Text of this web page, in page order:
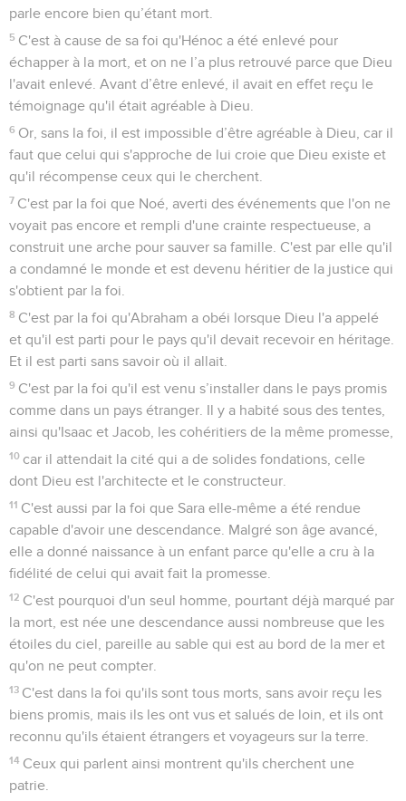
parle encore bien qu’étant mort.
5 C'est à cause de sa foi qu'Hénoc a été enlevé pour
échapper à la mort, et on ne l’a plus retrouvé parce que Dieu
l'avait enlevé. Avant d’être enlevé, il avait en effet reçu le
témoignage qu'il était agréable à Dieu.
6 Or, sans la foi, il est impossible d’être agréable à Dieu, car il
faut que celui qui s'approche de lui croie que Dieu existe et
qu'il récompense ceux qui le cherchent.
7 C'est par la foi que Noé, averti des événements que l'on ne
voyait pas encore et rempli d'une crainte respectueuse, a
construit une arche pour sauver sa famille. C'est par elle qu'il
a condamné le monde et est devenu héritier de la justice qui
s'obtient par la foi.
8 C'est par la foi qu'Abraham a obéi lorsque Dieu l'a appelé
et qu'il est parti pour le pays qu'il devait recevoir en héritage.
Et il est parti sans savoir où il allait.
9 C'est par la foi qu'il est venu s’installer dans le pays promis
comme dans un pays étranger. Il y a habité sous des tentes,
ainsi qu'Isaac et Jacob, les cohéritiers de la même promesse,
10 car il attendait la cité qui a de solides fondations, celle
dont Dieu est l'architecte et le constructeur.
11 C'est aussi par la foi que Sara elle-même a été rendue
capable d'avoir une descendance. Malgré son âge avancé,
elle a donné naissance à un enfant parce qu'elle a cru à la
fidélité de celui qui avait fait la promesse.
12 C'est pourquoi d'un seul homme, pourtant déjà marqué par
la mort, est née une descendance aussi nombreuse que les
étoiles du ciel, pareille au sable qui est au bord de la mer et
qu'on ne peut compter.
13 C'est dans la foi qu'ils sont tous morts, sans avoir reçu les
biens promis, mais ils les ont vus et salués de loin, et ils ont
reconnu qu'ils étaient étrangers et voyageurs sur la terre.
14 Ceux qui parlent ainsi montrent qu'ils cherchent une
patrie.